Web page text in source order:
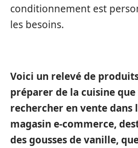
conditionnement est
les besoins.
Voici un relevé de
préparer de la cuisine
rechercher en vente dans
magasin e-commerce,
des gousses de vanille,